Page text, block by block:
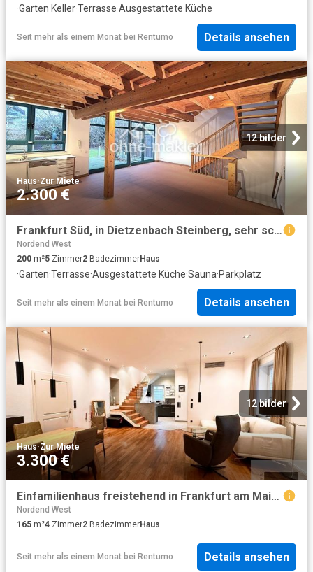
·Garten·Keller·Terrasse·Ausgestattete Küche
Seit mehr als einem Monat bei Rentumo Details ansehen
12 bilder
Haus·Zur Miete
2.300 €
Frankfurt Süd, in Dietzenbach Steinberg, sehr schönes Haus mit großem Garten, Garage, EBK und Sauna
Nordend West
200 m²5 Zimmer2 BadezimmerHaus
·Garten·Terrasse·Ausgestattete Küche·Sauna·Parkplatz
Seit mehr als einem Monat bei Rentumo Details ansehen
12 bilder
Haus·Zur Miete
3.300 €
Einfamilienhaus freistehend in Frankfurt am Main Sachsenhausen Nord
Nordend West
165 m²4 Zimmer2 BadezimmerHaus
Seit mehr als einem Monat bei Rentumo Details ansehen